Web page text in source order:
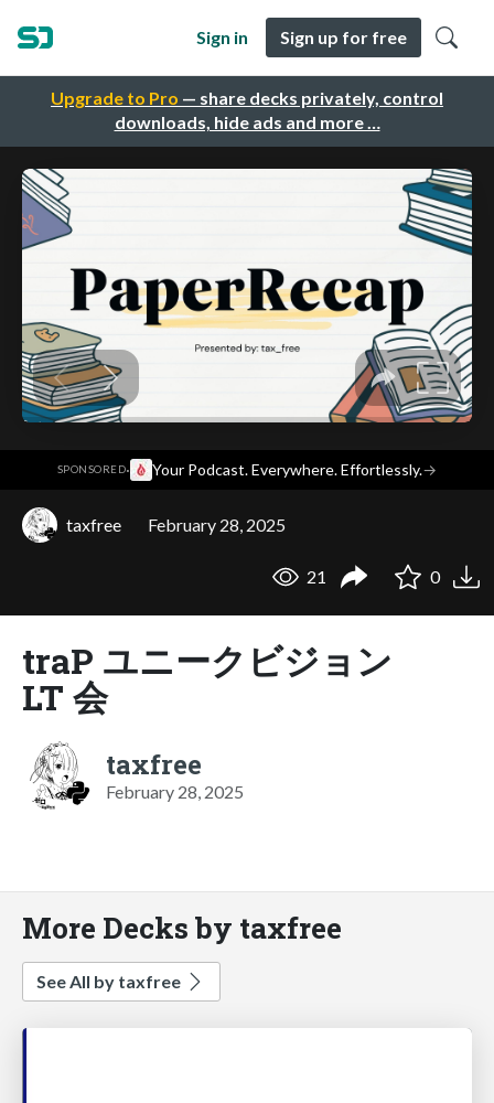
Upgrade to Pro — share decks privately, control
downloads, hide ads and more …
Sign in Sign up for free
SPONSORED· Your Podcast. Everywhere. Effortlessly.→
taxfree February 28, 2025
21 0
traP ユニークビジョン
LT 会
taxfree
February 28, 2025
More Decks by taxfree
See All by taxfree